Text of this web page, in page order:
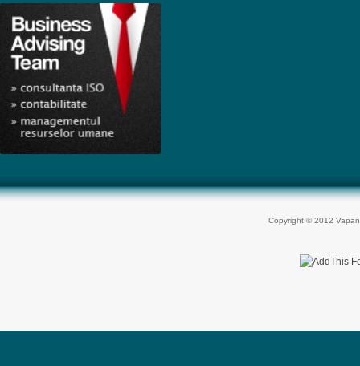
Copyright © 2012